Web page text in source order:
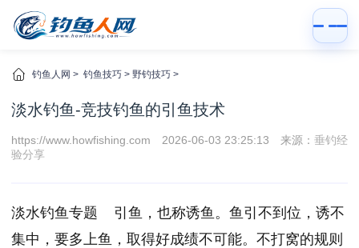
钓鱼人网 > 钓鱼技巧 > 野钓技巧 >
淡水钓鱼-竞技钓鱼的引鱼技术
https://www.howfishing.com 2026-06-03 23:25:13 来源： 垂钓经
验分享
淡水钓鱼专题 引鱼，也称诱鱼。鱼引不到位，诱不
集中，要多上鱼，取得好成绩不可能。不打窝的规则